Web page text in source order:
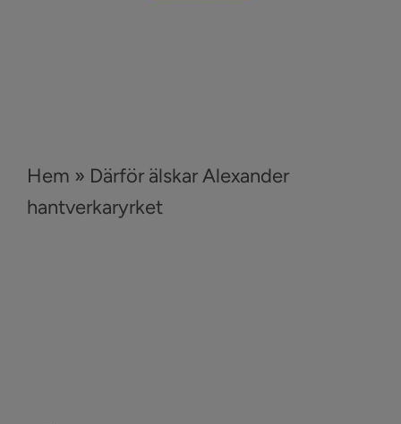
Hem » Därför älskar Alexander
hantverkaryrket